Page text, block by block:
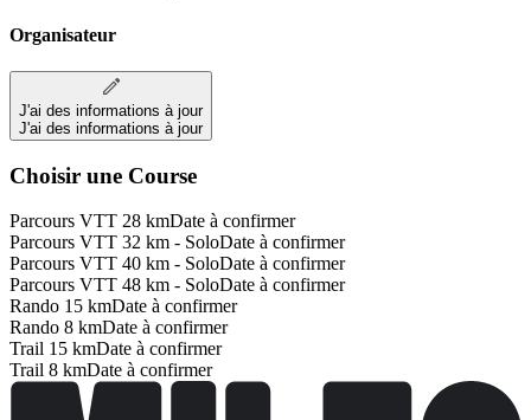
Organisateur
J'ai des informations à jour
J'ai des informations à jour
Choisir une Course
Parcours VTT 28 kmDate à confirmer
Parcours VTT 32 km - SoloDate à confirmer
Parcours VTT 40 km - SoloDate à confirmer
Parcours VTT 48 km - SoloDate à confirmer
Rando 15 kmDate à confirmer
Rando 8 kmDate à confirmer
Trail 15 kmDate à confirmer
Trail 8 kmDate à confirmer